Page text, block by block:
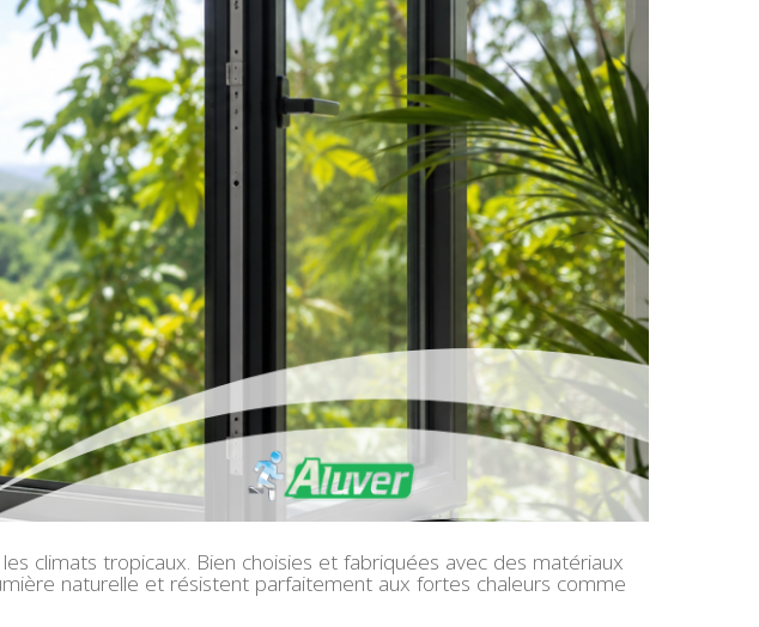
climats tropicaux. Bien choisies et fabriquées avec des matériaux
naturelle et résistent parfaitement aux fortes chaleurs comme